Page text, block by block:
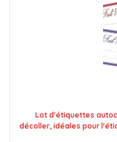
Lot d'étiquettes
décoller, idéales pour